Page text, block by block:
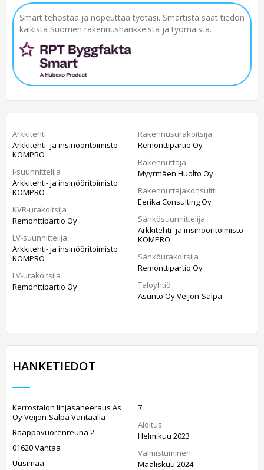
Smart tehostaa ja nopeuttaa työtäsi. Smartista saat tiedon
kaikista Suomen rakennushankkeista ja työmaista.
Arkkitehti
Arkkitehti- ja insinööritoimisto
KOMPRO
I-suunnittelija
Arkkitehti- ja insinööritoimisto
KOMPRO
KVR-urakoitsija
Remonttipartio Oy
LV-suunnittelija
Arkkitehti- ja insinööritoimisto
KOMPRO
LV-urakoitsija
Remonttipartio Oy
Rakennusurakoitsija
Remonttipartio Oy
Rakennuttaja
Myyrmäen Huolto Oy
Rakennuttajakonsultti
Eerika Consulting Oy
Sähkösuunnittelija
Arkkitehti- ja insinööritoimisto
KOMPRO
Sähköurakoitsija
Remonttipartio Oy
Taloyhtiö
Asunto Oy Veijon-Salpa
HANKETIEDOT
Kerrostalon linjasaneeraus As
Oy Veijon-Salpa Vantaalla
Raappavuorenreuna 2
01620 Vantaa
Uusimaa
7
Aloitus:
Helmikuu 2023
Valmistuminen:
Maaliskuu 2024